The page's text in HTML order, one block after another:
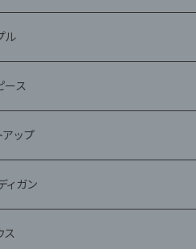
ル
ース
アップ
ット
ブル
ィガン
ス